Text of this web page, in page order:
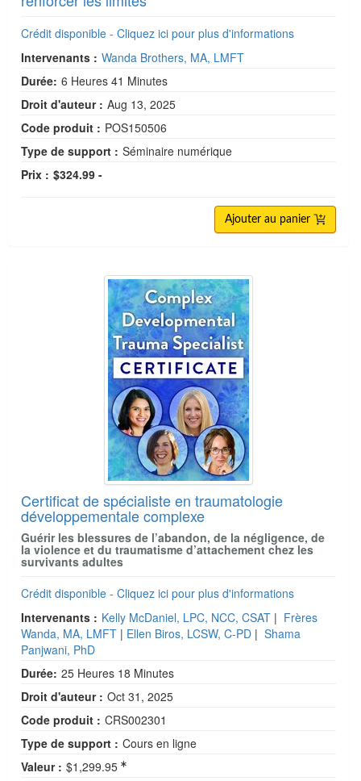
Crédit disponible - Cliquez ici pour plus d'informations
Intervenants : Wanda Brothers, MA, LMFT
Durée: 6 Heures 41 Minutes
Droit d'auteur : Aug 13, 2025
Code produit : POS150506
Type de support : Séminaire numérique
Prix : $324.99 -
Ajouter au panier
Certificat de spécialiste en traumatologie
développementale complexe
Guérir les blessures de l’abandon, de la négligence, de
la violence et du traumatisme d’attachement chez les
survivants adultes
Crédit disponible - Cliquez ici pour plus d'informations
Intervenants : Kelly McDaniel, LPC, NCC, CSAT | Frères
Wanda, MA, LMFT | Ellen Biros, LCSW, C-PD | Shama
Panjwani, PhD
Durée: 25 Heures 18 Minutes
Droit d'auteur : Oct 31, 2025
Code produit : CRS002301
Type de support : Cours en ligne
Valeur : $1,299.95